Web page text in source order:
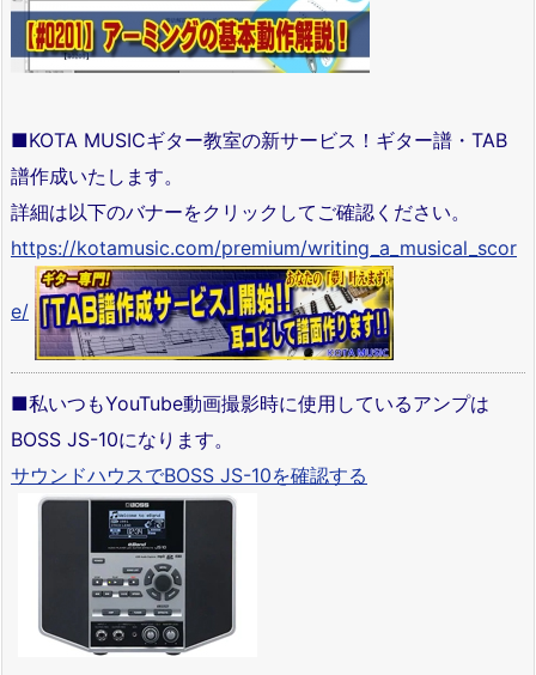
■KOTA MUSICギター教室の新サービス！ギター譜・TAB
譜作成いたします。
詳細は以下のバナーをクリックしてご確認ください。
https://kotamusic.com/premium/writing_a_musical_scor
e/
■私いつもYouTube動画撮影時に使用しているアンプは
BOSS JS-10になります。
サウンドハウスでBOSS JS-10を確認する